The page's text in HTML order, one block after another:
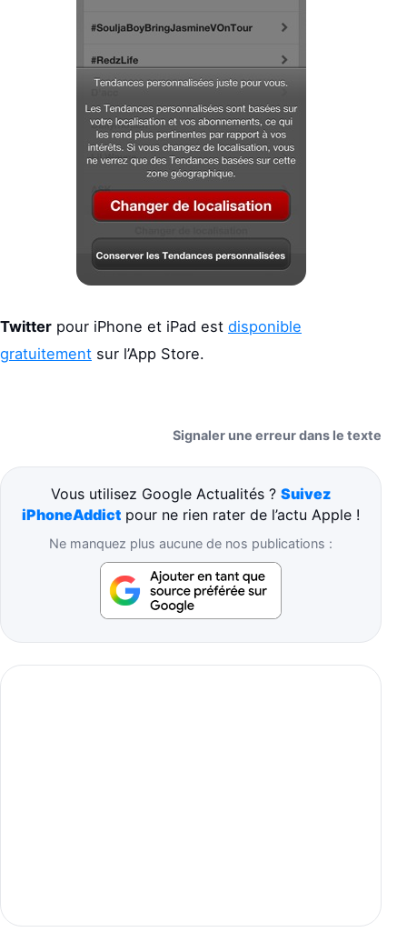
Twitter pour iPhone et iPad est disponible
gratuitement sur l’App Store.
Signaler une erreur dans le texte
Vous utilisez Google Actualités ? Suivez
iPhoneAddict pour ne rien rater de l’actu Apple !
Ne manquez plus aucune de nos publications :